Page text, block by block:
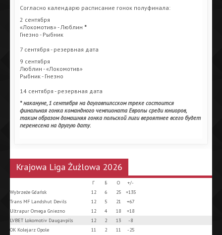
Согласно календарю расписание гонок полуфинала:
2 сентября
«Локомотив» - Люблин *
Гнезно - Рыбник
7 сентября - резервная дата
9 сентября
Люблин - «Локомотив»
Рыбник - Гнезно
14 сентября - резервная дата
* накануне, 1 сентября на даугавпилсском треке состоится
финальная гонка командного чемпионата Европы среди юниоров,
таким образом домашняя гонка польской лиги вероятнее всего будет
перенесена на другую дату.
Krajowa Liga Żużlowa 2026
Г Б О
+/-
Wybrzeże Gdańsk
12 6 25
+135
Trans MF Landshut Devils
12 5 21
+67
Ultrapur Omega Gniezno
12 4 18
+18
LVBET Lokomotiv Daugavpils
12 2 13
-8
OK Kolejarz Opole
11 2 11
-25